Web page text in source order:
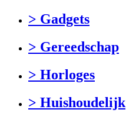
> Gadgets
> Gereedschap
> Horloges
> Huishoudelijk